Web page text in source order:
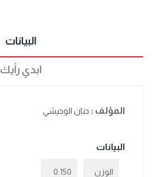
البيانات
ابدي رأيك
المؤلف : حنان الوحيشي
البيانات
الوزن
0.150